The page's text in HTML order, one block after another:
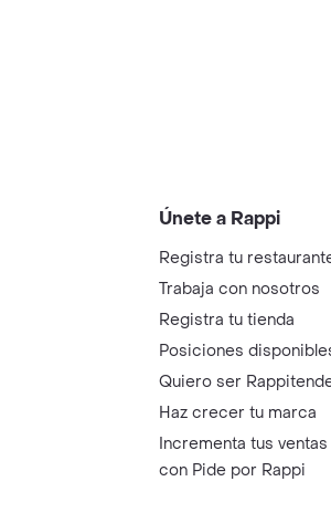
Únete a Rappi
Registra tu
Trabaja con nosotros
Registra tu tienda
Posiciones
Quiero ser
Haz crecer tu marca
Incrementa tus ventas
con Pide por Rappi